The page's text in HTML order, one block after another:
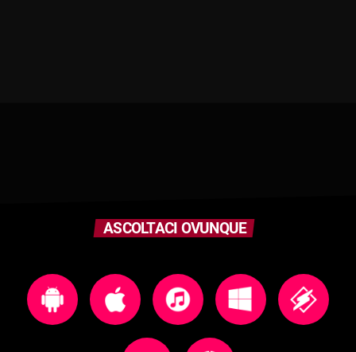
ASCOLTACI OVUNQUE